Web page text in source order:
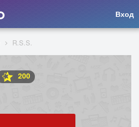
Вход
R.S.S.
200